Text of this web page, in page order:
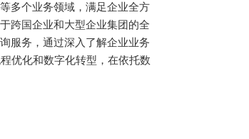
多个业务领域，满足企业全方
跨国企业和大型企业集团的全
服务，通过深入了解企业业务
优化和数字化转型，在依托数